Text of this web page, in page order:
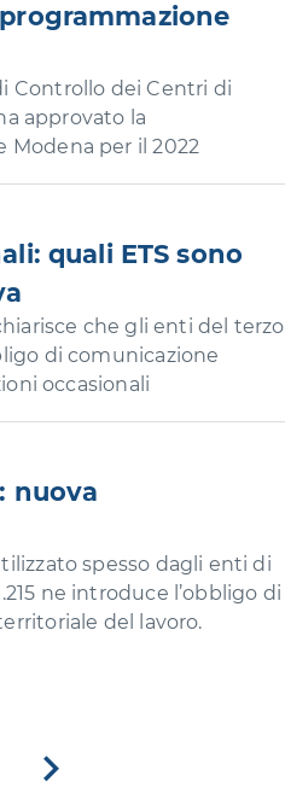
programmazione
Controllo dei Centri di
approvato la
Modena per il 2022
quali ETS sono
che gli enti del terzo
di comunicazione
occasionali
nuova
spesso dagli enti di
ne introduce l’obbligo di
del lavoro.